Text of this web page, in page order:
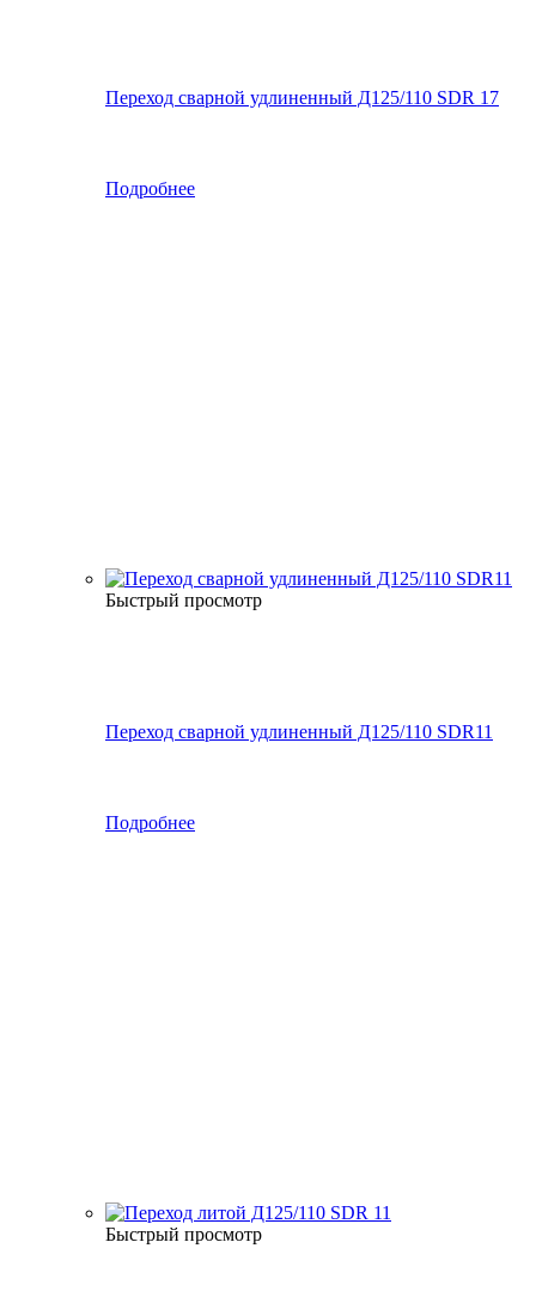
Переход сварной удлиненный Д125/110 SDR 17
Подробнее
Быстрый просмотр
Переход сварной удлиненный Д125/110 SDR11
Подробнее
Быстрый просмотр